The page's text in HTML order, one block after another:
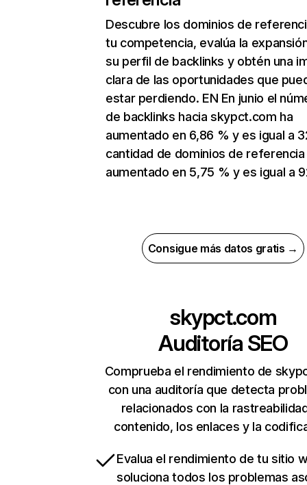
Descubre los dominios de
tu competencia, evalúa la
su perfil de backlinks y obtén una
clara de las oportunidades que
estar perdiendo. EN En junio el
de backlinks hacia skypct.com ha
aumentado en 6,86 % y es igual a
cantidad de dominios de referencia
aumentado en 5,75 % y es igual a
Consigue más datos gratis →
skypct.com
Auditoría SEO
Comprueba el rendimiento de
con una auditoría que detecta
relacionados con la
contenido, los enlaces y la
Evalua el rendimiento de tu sitio
soluciona todos los problemas